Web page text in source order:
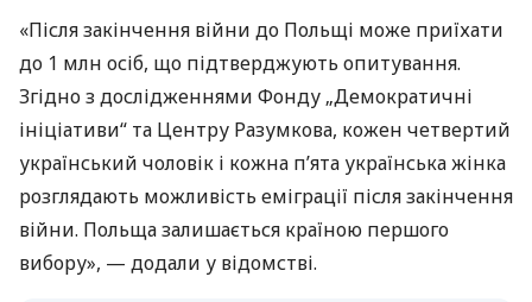
«Після закінчення війни до Польщі може приїхати
до 1 млн осіб, що підтверджують опитування.
Згідно з дослідженнями Фонду „Демократичні
ініціативи“ та Центру Разумкова, кожен четвертий
український чоловік і кожна п’ята українська жінка
розглядають можливість еміграції після закінчення
війни. Польща залишається країною першого
вибору», — додали у відомстві.